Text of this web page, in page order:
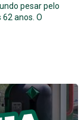
pesar pelo
anos. O